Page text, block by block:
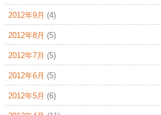
2012年9月 (4)
2012年8月 (5)
2012年7月 (5)
2012年6月 (5)
2012年5月 (6)